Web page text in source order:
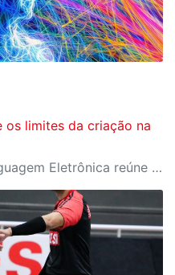
os limites da criação na
Festival Internacional de Linguagem Eletrônica reúne cerca de 150 obras de artistas de diversos países e convida o público a refletir sobre as novas relações entre arte, tecnologia e inteligência artificial